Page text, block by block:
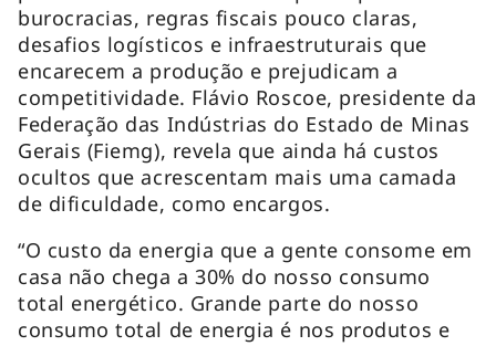
burocracias, regras fiscais pouco claras,
desafios logísticos e infraestruturais que
encarecem a produção e prejudicam a
competitividade. Flávio Roscoe, presidente da
Federação das Indústrias do Estado de Minas
Gerais (Fiemg), revela que ainda há custos
ocultos que acrescentam mais uma camada
de dificuldade, como encargos.
“O custo da energia que a gente consome em
casa não chega a 30% do nosso consumo
total energético. Grande parte do nosso
consumo total de energia é nos produtos e